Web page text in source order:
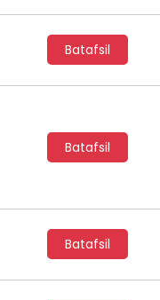
Batafsil
Batafsil
Batafsil